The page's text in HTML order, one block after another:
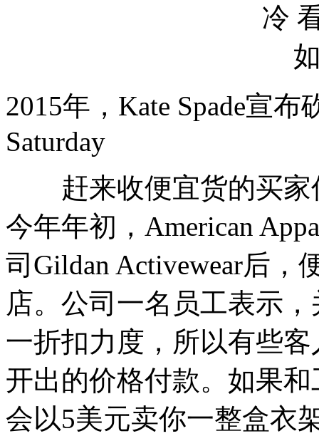
2015年，Kate Spade宣布
Saturday
赶来收便宜货的买家
今年年初，American
司Gildan Activewear后，
店。公司一名员工表示
一折扣力度，所以有些
开出的价格付款。如果
会以5美元卖你一整盒衣